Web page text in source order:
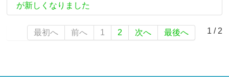
が新しくなりました
1 / 2
最初へ 前へ 1 2 次へ 最後へ